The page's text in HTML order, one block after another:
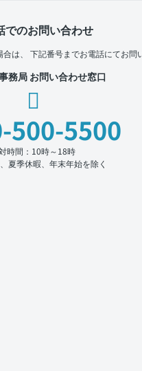
でのお問い合わせ
は、 下記番号までお電話にてお問
務局 お問い合わせ窓口
500-5500
時間：10時～18時
夏季休暇、年末年始を除く